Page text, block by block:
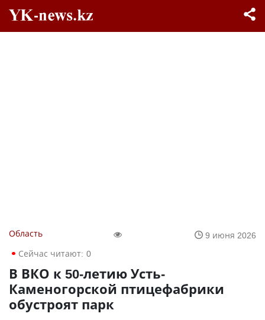
Область
9 июня 2026
Сейчас читают: 0
В ВКО к 50-летию Усть-
Каменогорской птицефабрики
обустроят парк